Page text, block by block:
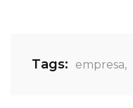
Tags: empresa,